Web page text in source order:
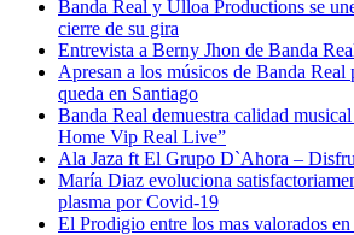
Banda Real y Ulloa Productions se
cierre de su gira
Entrevista a Berny Jhon de Banda
Apresan a los músicos de Banda
queda en Santiago
Banda Real demuestra calidad
Home Vip Real Live”
Ala Jaza ft El Grupo D`Ahora –
María Diaz evoluciona
plasma por Covid-19
El Prodigio entre los mas valorados